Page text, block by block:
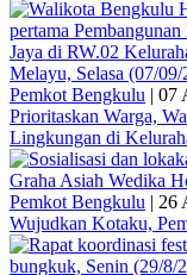
Pemkot Bengkulu | 07
Prioritaskan Warga,
Lingkungan di
Pemkot Bengkulu | 26
Wujudkan Kotaku,